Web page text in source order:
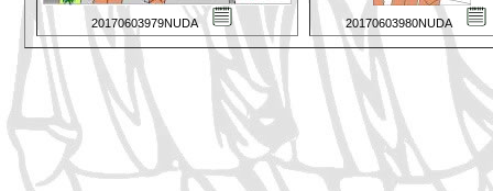
20170603979NUDA 20170603980NUDA